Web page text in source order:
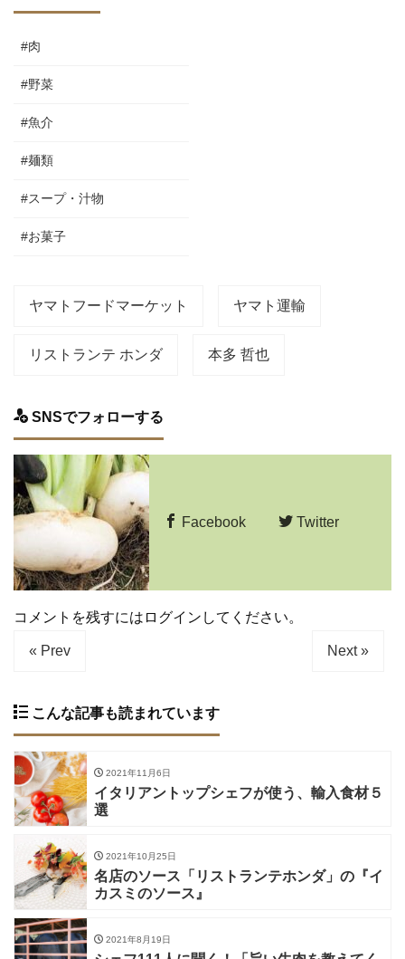
#肉
#野菜
#魚介
#麺類
#スープ・汁物
#お菓子
ヤマトフードマーケット ヤマト運輸
リストランテ ホンダ 本多 哲也
SNSでフォローする
Facebook Twitter
コメントを残すにはログインしてください。
« Prev Next »
こんな記事も読まれています
2021年11月6日
イタリアントップシェフが使う、輸入食材５
選
2021年10月25日
名店のソース「リストランテホンダ」の『イ
カスミのソース』
2021年8月19日